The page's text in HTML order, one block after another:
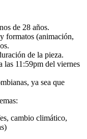
de 28 años.
formatos (animación,
de la pieza.
las 11:59pm del viernes
ya sea que
cambio climático,